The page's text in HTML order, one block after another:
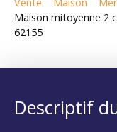
Vente Maison
Maison mitoyenne 2
62155
Descriptif